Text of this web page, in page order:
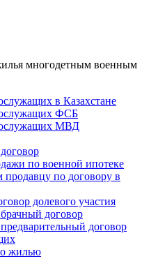
многодетным военным
в Казахстане
ФСБ
МВД
по военной ипотеке
по договору в
долевого участия
договор
договор
жилью